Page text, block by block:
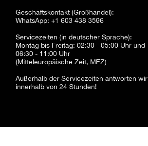
Geschäftskontakt (Großhandel):
WhatsApp: +1 603 438 3596
Servicezeiten (in deutscher Sprache):
Montag bis Freitag: 02:30 - 05:00 Uhr und
06:30 - 11:00 Uhr
(Mitteleuropäische Zeit, MEZ)
Außerhalb der Servicezeiten antworten wir
innerhalb von 24 Stunden!